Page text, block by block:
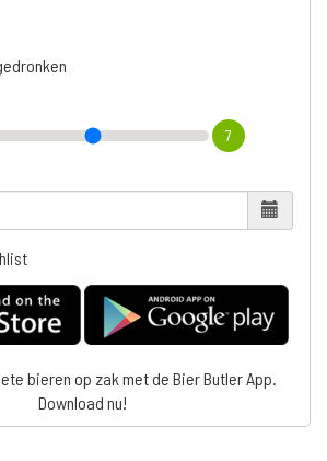
7
bieren op zak met de Bier Butler App.
Download nu!